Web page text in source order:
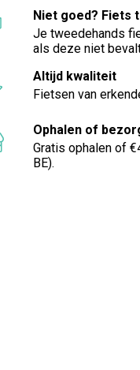
Niet goed? Fiets
Je tweedehands
als deze niet
Altijd kwaliteit
Fietsen van
Ophalen of
Gratis ophalen of
BE).